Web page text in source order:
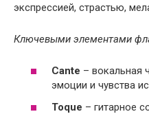
экспрессией, страстью,
Ключевыми элементами
Cante – вокальная
эмоции и чувства
Toque – гитарное